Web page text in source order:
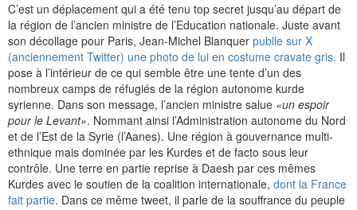
C’est un déplacement qui a été tenu top secret jusqu’au départ de
la région de l’ancien ministre de l’Education nationale. Juste avant
son décollage pour Paris, Jean-Michel Blanquer publie sur X
(anciennement Twitter) une photo de lui en costume cravate gris. Il
pose à l’intérieur de ce qui semble être une tente d’un des
nombreux camps de réfugiés de la région autonome kurde
syrienne. Dans son message, l’ancien ministre salue «un espoir
pour le Levant». Nommant ainsi l’Administration autonome du Nord
et de l’Est de la Syrie (l’Aanes). Une région à gouvernance multi-
ethnique mais dominée par les Kurdes et de facto sous leur
contrôle. Une terre en partie reprise à Daesh par ces mêmes
Kurdes avec le soutien de la coalition internationale, dont la France
fait partie. Dans ce même tweet, il parle de la souffrance du peuple